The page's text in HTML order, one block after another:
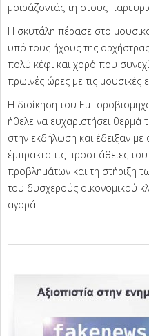
μοιράζοντάς τη στους
Η σκυτάλη πέρασε στο
υπό τους ήχους της
πολύ κέφι και χορό που
πρωινές ώρες με τις μουσικές
Η διοίκηση του
ήθελε να ευχαριστήσει
στην εκδήλωση και έδειξαν
έμπρακτα τις προσπάθειες
προβλημάτων και τη στήριξη
του δυσχερούς οικονομικού
αγορά.